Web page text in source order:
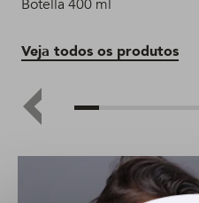
Botella 400 ml
Veja todos os produtos